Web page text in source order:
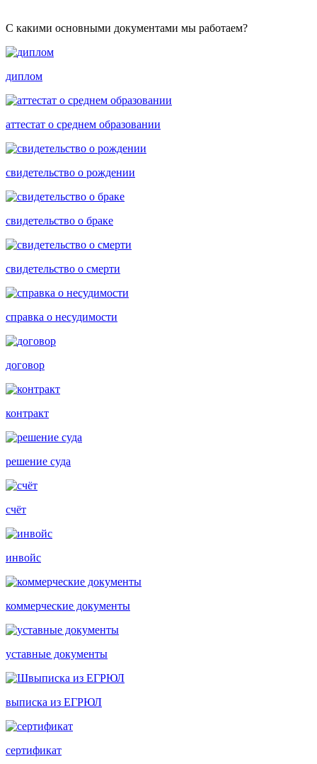
С какими основными документами мы работаем?
диплом
аттестат о среднем образовании
свидетельство о рождении
свидетельство о браке
свидетельство о смерти
справка о несудимости
договор
контракт
решение суда
счёт
инвойс
коммерческие документы
уставные документы
выписка из ЕГРЮЛ
сертификат